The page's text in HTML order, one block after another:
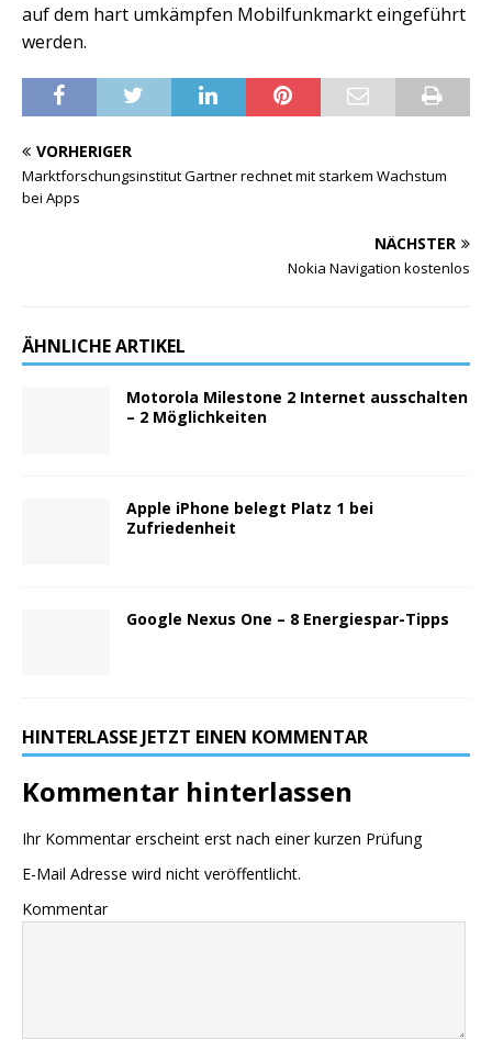
auf dem hart umkämpfen Mobilfunkmarkt eingeführt
werden.
VORHERIGER
Marktforschungsinstitut Gartner rechnet mit starkem Wachstum
bei Apps
NÄCHSTER
Nokia Navigation kostenlos
ÄHNLICHE ARTIKEL
Motorola Milestone 2 Internet ausschalten
– 2 Möglichkeiten
Apple iPhone belegt Platz 1 bei
Zufriedenheit
Google Nexus One – 8 Energiespar-Tipps
HINTERLASSE JETZT EINEN KOMMENTAR
Kommentar hinterlassen
Ihr Kommentar erscheint erst nach einer kurzen Prüfung
E-Mail Adresse wird nicht veröffentlicht.
Kommentar